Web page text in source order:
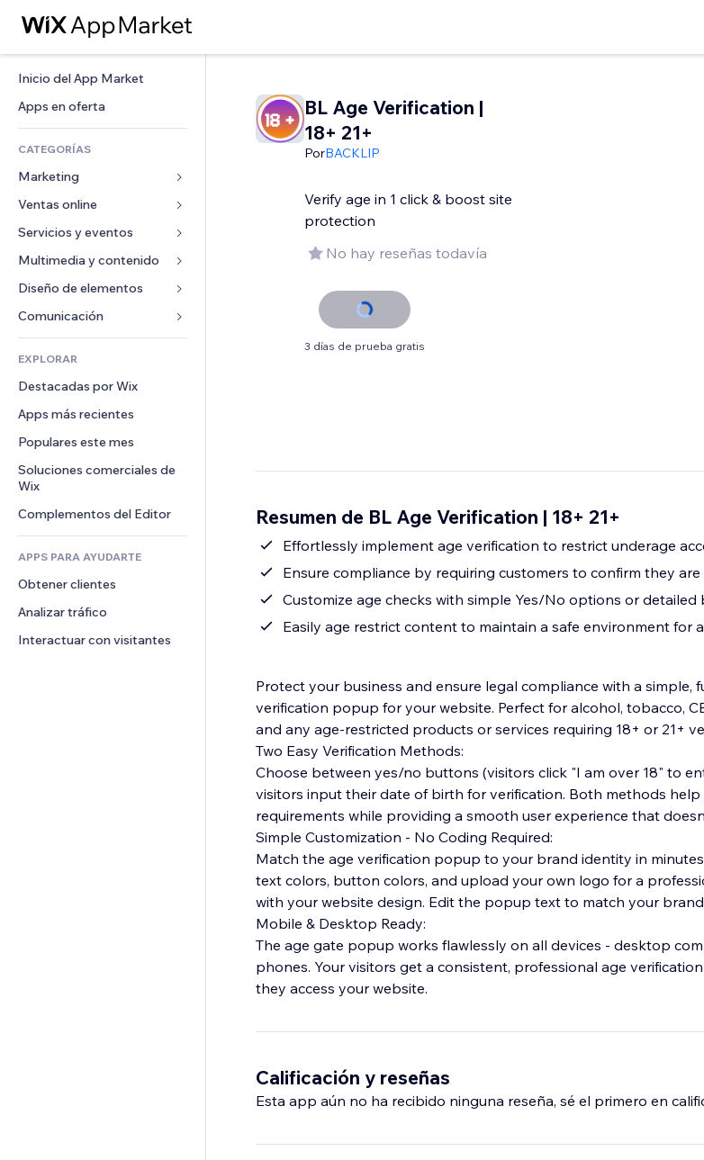
Inicio del App Market
Apps en oferta
CATEGORÍAS
Marketing
Anuncios
Móvil
Analíticas
Anuncios del sitio
Email
Ventas online
Apps para tiendas
Envíos y entregas
Botones de venta
Contabilidad
Cupones y fidelización
Almacenamiento de mercancía
Crowdfunding
Alimentos y bebidas
Servicios y eventos
Hoteles
Eventos
Restaurantes
Inmobiliarias
Reservas
Multimedia y contenido
Galerías
Música
Pódcast
Fotografía
Video
PDF
Compartir archivos
Noticias
Servicios de contenido
Efectos de texto
Diseño de elementos
Mapas y navegación
Privacidad y seguridad
Reloj
Plantillas para páginas
Efectos de imágenes
Botones y menús
Banners e insignias
Calculadoras
Buscar
Formularios
Encuestas
Chat
Comentarios
Teléfono
Comunidad
Reseñas y testimonios
EXPLORAR
Destacadas por Wix
Apps más recientes
Populares este mes
Soluciones comerciales de
Wix
Complementos del Editor
APPS PARA AYUDARTE
Obtener clientes
Analizar tráfico
Interactuar con visitantes
BL Age Verification |
18+ 21+
PorBACKLIP
Verify age in 1 click & boost site
protection
No hay reseñas todavía
3 días de prueba gratis
Resumen de BL Age Verification | 18+ 21+
Effortlessly implement age verification to restrict underage
Ensure compliance by requiring customers to confirm they
Customize age checks with simple Yes/No options or
Easily age restrict content to maintain a safe environment for
Protect your business and ensure legal compliance with a simple,
verification popup for your website. Perfect for alcohol, tobacco,
and any age-restricted products or services requiring 18+ or 21+
Two Easy Verification Methods:
Choose between yes/no buttons (visitors click "I am over 18" to
visitors input their date of birth for verification. Both methods
requirements while providing a smooth user experience that
Simple Customization - No Coding Required:
Match the age verification popup to your brand identity in
text colors, button colors, and upload your own logo for a
with your website design. Edit the popup text to match your
Mobile & Desktop Ready:
The age gate popup works flawlessly on all devices - desktop
phones. Your visitors get a consistent, professional age
they access your website.
Calificación y reseñas
Esta app aún no ha recibido ninguna reseña, sé el primero en